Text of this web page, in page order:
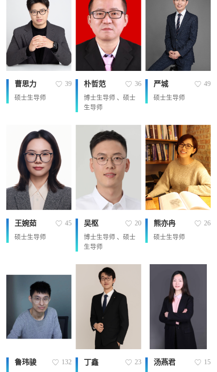
曹思力 39
硕士生导师
朴哲范 36
博士生导师 、硕士
生导师
严城 49
硕士生导师
王婉茹 45
硕士生导师
吴枢 20
博士生导师 、硕士
生导师
熊亦冉 26
硕士生导师
鲁玮骏 132 丁鑫 23 汤燕君 15